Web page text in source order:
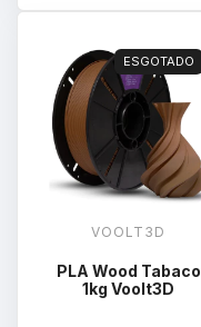
ESGOTADO
VOOLT3D
PLA Wood Tabaco
1kg Voolt3D